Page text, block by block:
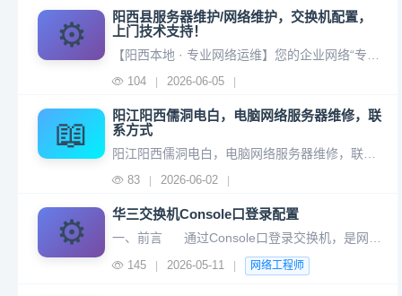
⚙️
阳西县服务器维护/网络维护，交换机配置，
上门技术支持！
104 2026-06-05
📖
阳江阳西儒洞电白，电脑网络服务器维修，联
系方式
83 2026-06-02
⚙️ 华三交换机Console口登录配置
145 2026-05-11 网络工程师